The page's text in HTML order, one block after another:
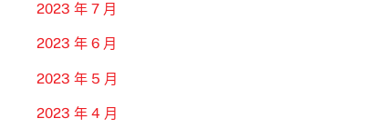
2023 年 7 月
2023 年 6 月
2023 年 5 月
2023 年 4 月